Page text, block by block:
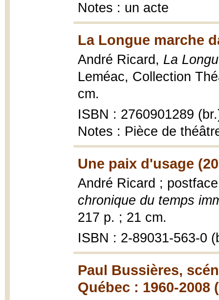
Notes : un acte
La Longue marche
André Ricard, La
Leméac, Collection
cm.
ISBN : 2760901289
Notes : Pièce de
Une paix d'usage
André Ricard ;
chronique du temps
217 p. ; 21 cm.
ISBN : 2-89031-563-0
Paul Bussières,
Québec : 1960-2008